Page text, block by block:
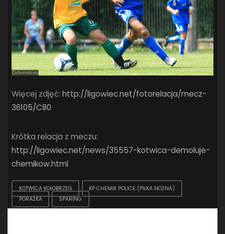
Więcej zdjęć:http://ligowiec.net/fotorelacja/mecz-
36105/C80
Krótka relacja z meczu:
http://ligowiec.net/news/35557-kotwica-demoluje-
chemikow.html
KOTWICA KOŁOBRZEG
KP CHEMIK POLICE (PIŁKA NOŻNA)
PORAŻKA
SPARING